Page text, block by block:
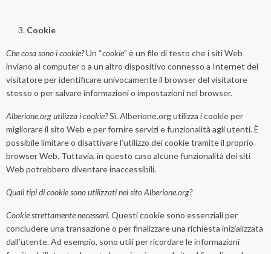
Cookie
Che cosa sono i cookie?Un “cookie” è un file di testo che i siti Web
inviano al computer o a un altro dispositivo connesso a Internet del
visitatore per identificare univocamente il browser del visitatore
stesso o per salvare informazioni o impostazioni nel browser.
Alberione.org utilizza i cookie?Sì. Alberione.org utilizza i cookie per
migliorare il sito Web e per fornire servizi e funzionalità agli utenti. È
possibile limitare o disattivare l’utilizzo dei cookie tramite il proprio
browser Web. Tuttavia, in questo caso alcune funzionalità dei siti
Web potrebbero diventare inaccessibili.
Quali tipi di cookie sono utilizzati nel sito Alberione.org?
Cookie strettamente necessari. Questi cookie sono essenziali per
concludere una transazione o per finalizzare una richiesta inizializzata
dall’utente. Ad esempio, sono utili per ricordare le informazioni